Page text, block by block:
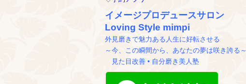
イメージプロデュースサロン
Loving Style mimpi
外見磨きで魅力ある人生に好転させる
～今、この瞬間から、あなたの夢は咲き誇る～
見た目改善 • 自分磨き美人塾